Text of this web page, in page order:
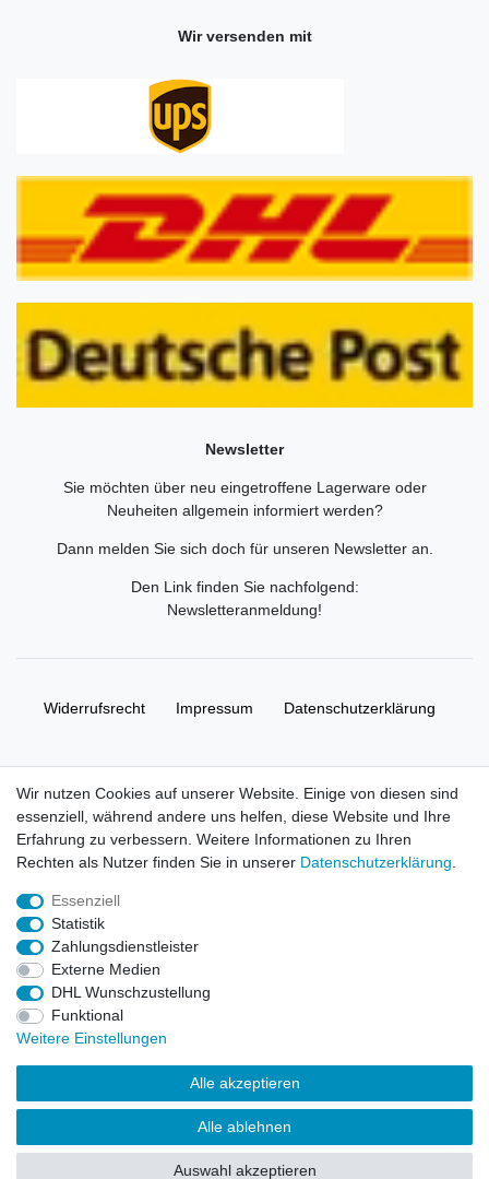
Wir versenden mit
Newsletter
Sie möchten über neu eingetroffene Lagerware oder
Neuheiten allgemein informiert werden?
Dann melden Sie sich doch für unseren Newsletter an.
Den Link finden Sie nachfolgend:
Newsletteranmeldung!
Widerrufs­recht Impressum Daten­schutz­erklärung
© Copyright 2026 | Alle Rechte vorbehalten. HL-
Handelsgesellschaft mbH.
Alle Markennamen, Warenzeichen sowie sämtliche Produktbilder
und Beschreibungen sind Eigentum Ihrer rechtmäßigen
Eigentümer und dienen hier nur der Beschreibung.
Preise nur für registrierte Händler, ansonsten zeigt der Shop 0,00
€
LEGO, das LEGO Logo, die Minifigur, DUPLO, LEGENDS OF
CHIMA, NINJAGO, BIONICLE, MINDSTORMS und MIXELS sind
urheberrechtlich geschützte Markenzeichen der LEGO Gruppe.
Wir nutzen Cookies auf unserer Website. Einige von diesen sind
essenziell, während andere uns helfen, diese Website und Ihre
Erfahrung zu verbessern. Weitere Informationen zu Ihren
Rechten als Nutzer finden Sie in unserer Daten­schutz­erklärung
Essenziell
Statistik
Zahlungsdienstleister
Externe Medien
DHL Wunschzustellung
Funktional
Weitere Einstellungen
Alle akzeptieren
Alle ablehnen
Auswahl akzeptieren